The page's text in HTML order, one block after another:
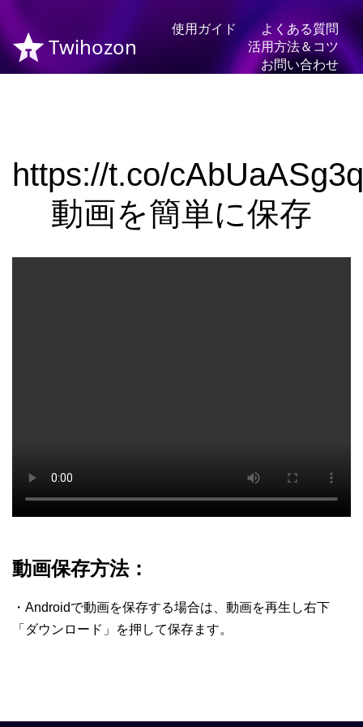
Twihozon
使用ガイド
よくある質問
活用方法＆コツ
お問い合わせ
https://t.co/cAbUaASg3q
動画を簡単に保存
動画保存方法：
・Androidで動画を保存する場合は、動画を再生し右下
「ダウンロード」を押して保存ます。